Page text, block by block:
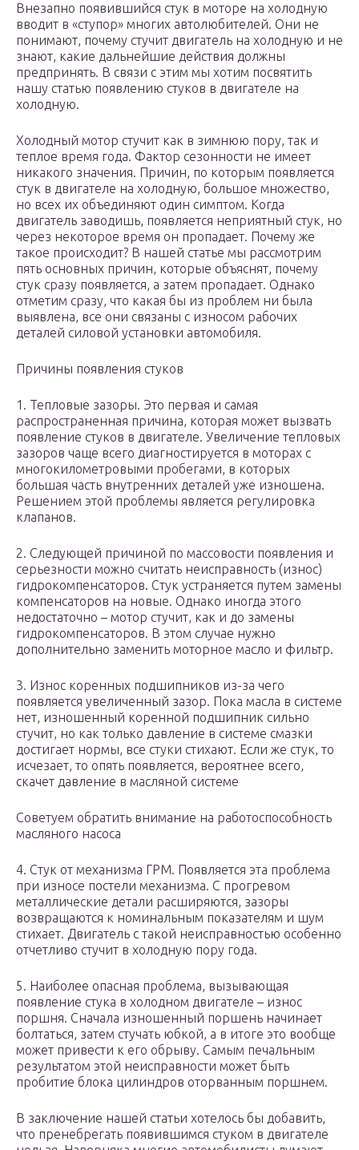
Внезапно появившийся стук в моторе на холодную
вводит в «ступор» многих автолюбителей. Они не
понимают, почему стучит двигатель на холодную и не
знают, какие дальнейшие действия должны
предпринять. В связи с этим мы хотим посвятить
нашу статью появлению стуков в двигателе на
холодную.
Холодный мотор стучит как в зимнюю пору, так и
теплое время года. Фактор сезонности не имеет
никакого значения. Причин, по которым появляется
стук в двигателе на холодную, большое множество,
но всех их объединяют один симптом. Когда
двигатель заводишь, появляется неприятный стук, но
через некоторое время он пропадает. Почему же
такое происходит? В нашей статье мы рассмотрим
пять основных причин, которые объяснят, почему
стук сразу появляется, а затем пропадает. Однако
отметим сразу, что какая бы из проблем ни была
выявлена, все они связаны с износом рабочих
деталей силовой установки автомобиля.
Причины появления стуков
1. Тепловые зазоры. Это первая и самая
распространенная причина, которая может вызвать
появление стуков в двигателе. Увеличение тепловых
зазоров чаще всего диагностируется в моторах с
многокилометровыми пробегами, в которых
большая часть внутренних деталей уже изношена.
Решением этой проблемы является регулировка
клапанов.
2. Следующей причиной по массовости появления и
серьезности можно считать неисправность (износ)
гидрокомпенсаторов. Стук устраняется путем замены
компенсаторов на новые. Однако иногда этого
недостаточно – мотор стучит, как и до замены
гидрокомпенсаторов. В этом случае нужно
дополнительно заменить моторное масло и фильтр.
3. Износ коренных подшипников из-за чего
появляется увеличенный зазор. Пока масла в системе
нет, изношенный коренной подшипник сильно
стучит, но как только давление в системе смазки
достигает нормы, все стуки стихают. Если же стук, то
исчезает, то опять появляется, вероятнее всего,
скачет давление в масляной системе
Советуем обратить внимание на работоспособность
масляного насоса
4. Стук от механизма ГРМ. Появляется эта проблема
при износе постели механизма. С прогревом
металлические детали расширяются, зазоры
возвращаются к номинальным показателям и шум
стихает. Двигатель с такой неисправностью особенно
отчетливо стучит в холодную пору года.
5. Наиболее опасная проблема, вызывающая
появление стука в холодном двигателе – износ
поршня. Сначала изношенный поршень начинает
болтаться, затем стучать юбкой, а в итоге это вообще
может привести к его обрыву. Самым печальным
результатом этой неисправности может быть
пробитие блока цилиндров оторванным поршнем.
В заключение нашей статьи хотелось бы добавить,
что пренебрегать появившимся стуком в двигателе